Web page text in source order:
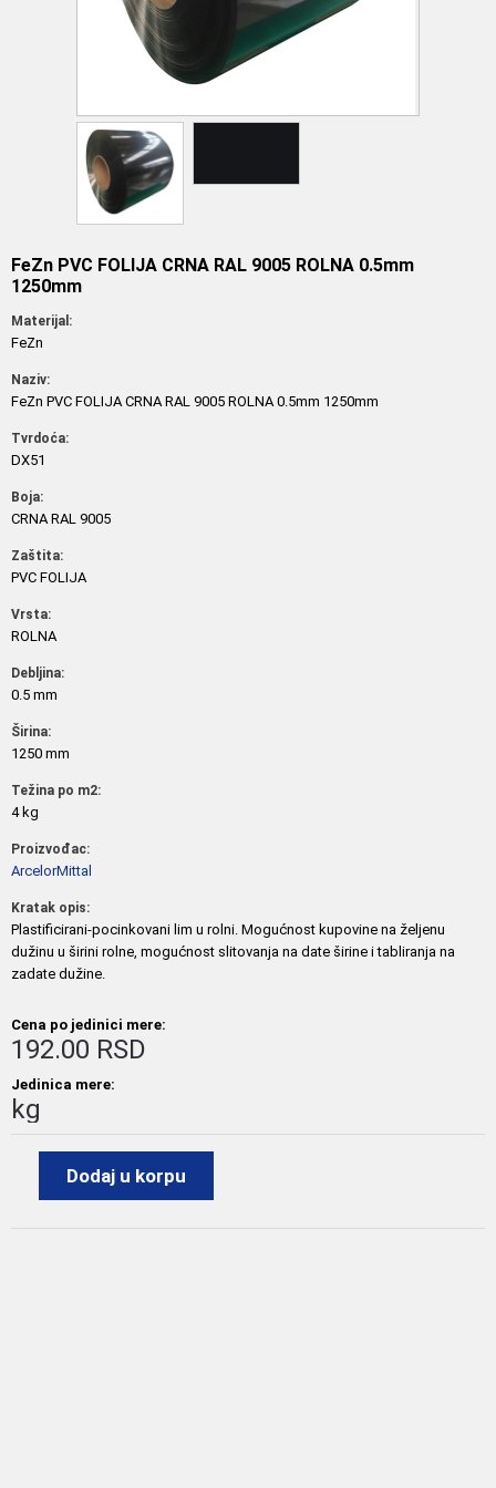
FeZn PVC FOLIJA CRNA RAL 9005 ROLNA 0.5mm
1250mm
Materijal:
FeZn
Naziv:
FeZn PVC FOLIJA CRNA RAL 9005 ROLNA 0.5mm 1250mm
Tvrdoća:
DX51
Boja:
CRNA RAL 9005
Zaštita:
PVC FOLIJA
Vrsta:
ROLNA
Debljina:
0.5 mm
Širina:
1250 mm
Težina po m2:
4 kg
Proizvođac:
ArcelorMittal
Kratak opis:
Plastificirani-pocinkovani lim u rolni. Mogućnost kupovine na željenu
dužinu u širini rolne, mogućnost slitovanja na date širine i tabliranja na
zadate dužine.
Cena po jedinici mere:
192.00 RSD
Jedinica mere:
kg
Dodaj u korpu